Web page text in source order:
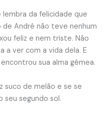
lembra da felicidade que
André não teve nenhum
feliz e nem triste. Não
a ver com a vida dela. E
sua alma gêmea.
suco de melão e se se
seu segundo sol.